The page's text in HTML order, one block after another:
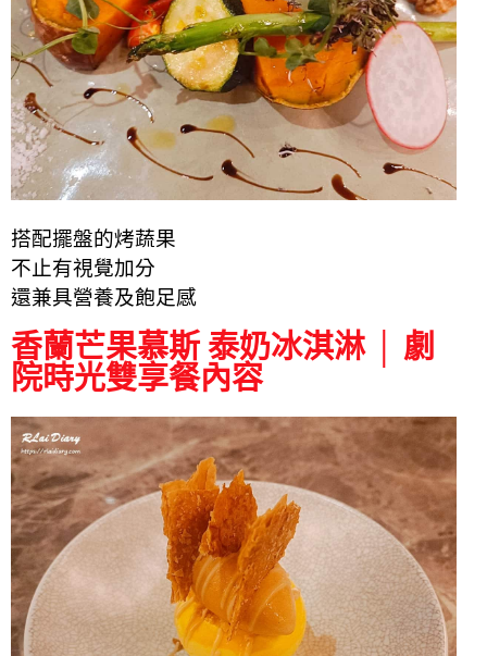
搭配擺盤的烤蔬果
不止有視覺加分
還兼具營養及飽足感
香蘭芒果慕斯 泰奶冰淇淋 │ 劇
院時光雙享餐內容